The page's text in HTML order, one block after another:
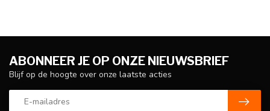
ABONNEER JE OP ONZE NIEUWSBRIEF
Blijf op de hoogte over onze laatste acties